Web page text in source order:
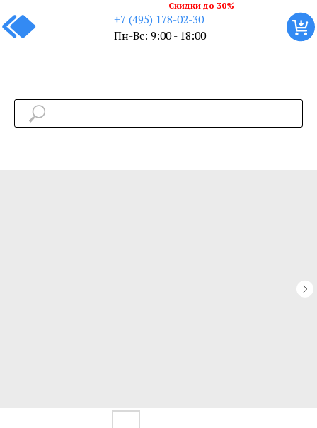
+7 (495) 178-02-30
Пн-Вс: 9:00 - 18:00
Скидки до 30%